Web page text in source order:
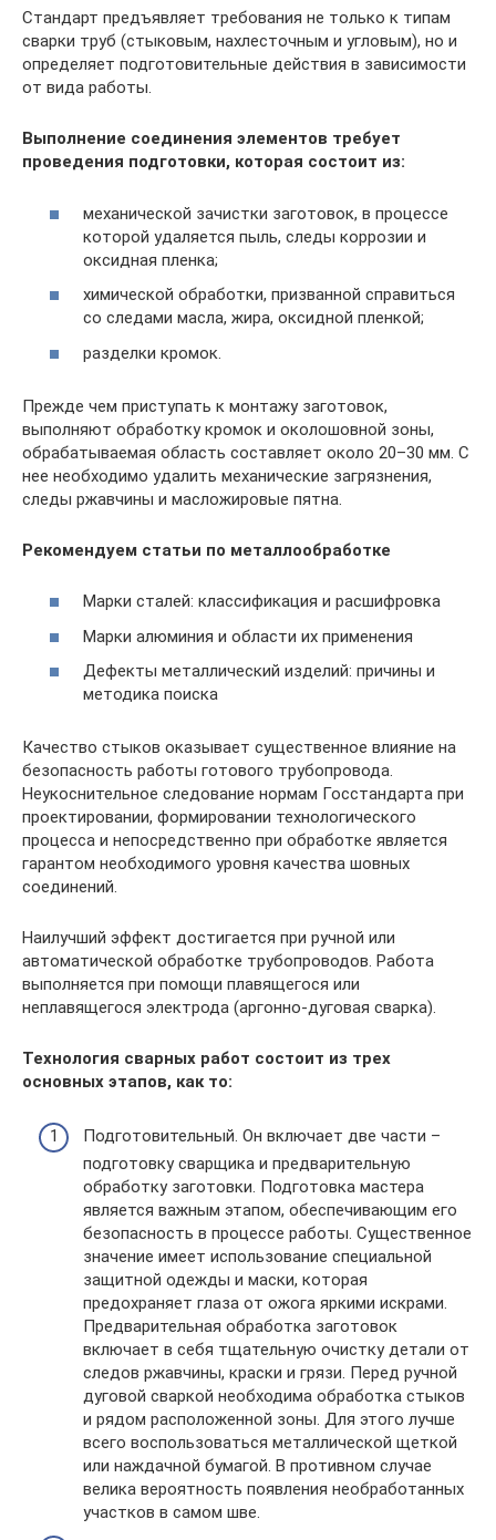
Стандарт предъявляет требования не только к типам
сварки труб (стыковым, нахлесточным и угловым), но и
определяет подготовительные действия в зависимости
от вида работы.
Выполнение соединения элементов требует
проведения подготовки, которая состоит из:
механической зачистки заготовок, в процессе
которой удаляется пыль, следы коррозии и
оксидная пленка;
химической обработки, призванной справиться
со следами масла, жира, оксидной пленкой;
разделки кромок.
Прежде чем приступать к монтажу заготовок,
выполняют обработку кромок и околошовной зоны,
обрабатываемая область составляет около 20–30 мм. С
нее необходимо удалить механические загрязнения,
следы ржавчины и масложировые пятна.
Рекомендуем статьи по металлообработке
Марки сталей: классификация и расшифровка
Марки алюминия и области их применения
Дефекты металлический изделий: причины и
методика поиска
Качество стыков оказывает существенное влияние на
безопасность работы готового трубопровода.
Неукоснительное следование нормам Госстандарта при
проектировании, формировании технологического
процесса и непосредственно при обработке является
гарантом необходимого уровня качества шовных
соединений.
Наилучший эффект достигается при ручной или
автоматической обработке трубопроводов. Работа
выполняется при помощи плавящегося или
неплавящегося электрода (аргонно-дуговая сварка).
Технология сварных работ состоит из трех
основных этапов, как то:
Подготовительный. Он включает две части –
подготовку сварщика и предварительную
обработку заготовки. Подготовка мастера
является важным этапом, обеспечивающим его
безопасность в процессе работы. Существенное
значение имеет использование специальной
защитной одежды и маски, которая
предохраняет глаза от ожога яркими искрами.
Предварительная обработка заготовок
включает в себя тщательную очистку детали от
следов ржавчины, краски и грязи. Перед ручной
дуговой сваркой необходима обработка стыков
и рядом расположенной зоны. Для этого лучше
всего воспользоваться металлической щеткой
или наждачной бумагой. В противном случае
велика вероятность появления необработанных
участков в самом шве.